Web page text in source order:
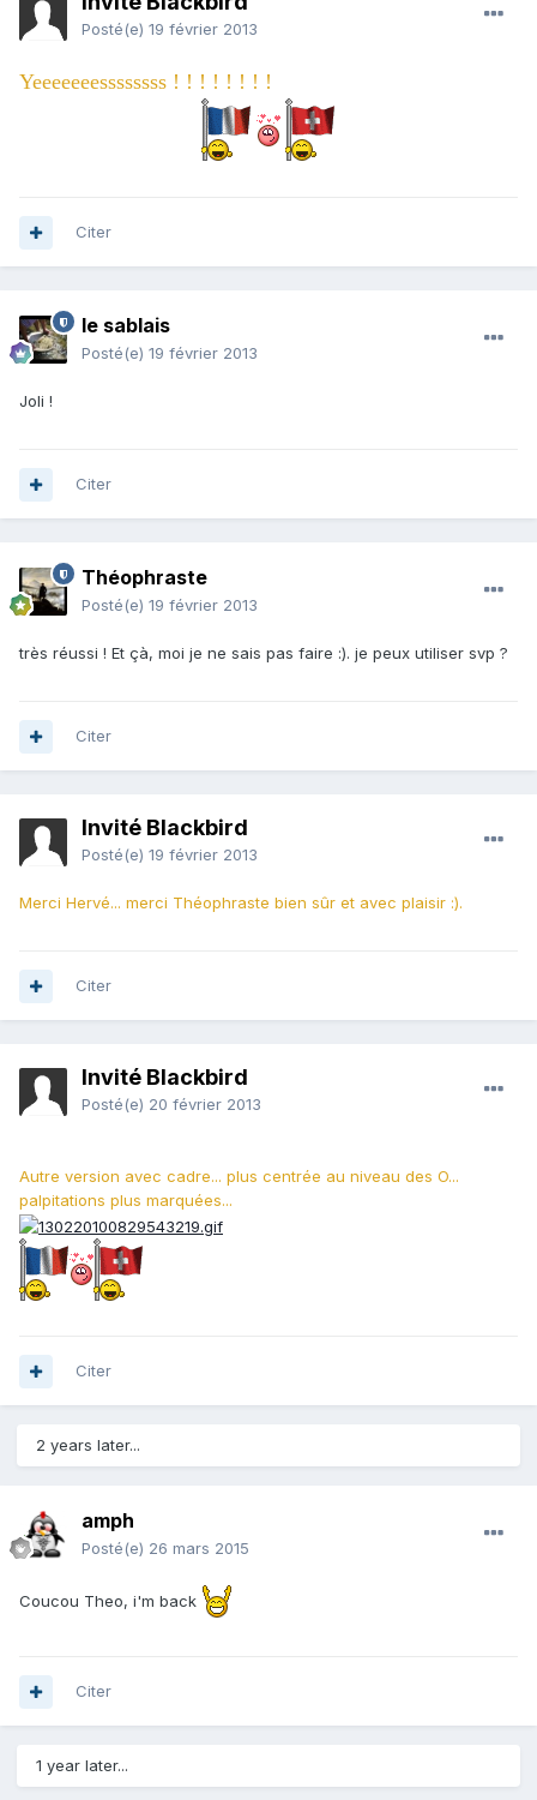
Posté(e) 19 février 2013
Yeeeeeeessssssss ! ! ! ! ! ! ! !
Citer
le sablais
Posté(e) 19 février 2013
Joli !
Citer
Théophraste
Posté(e) 19 février 2013
très réussi ! Et çà, moi je ne sais pas faire :). je peux utiliser svp ?
Citer
Invité Blackbird
Posté(e) 19 février 2013
Merci Hervé... merci Théophraste bien sûr et avec plaisir :).
Citer
Invité Blackbird
Posté(e) 20 février 2013
Autre version avec cadre... plus centrée au niveau des O...
palpitations plus marquées...
Citer
2 years later...
amph
Posté(e) 26 mars 2015
Coucou Theo, i'm back
Citer
1 year later...